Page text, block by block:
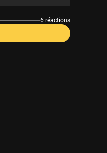
6 réactions